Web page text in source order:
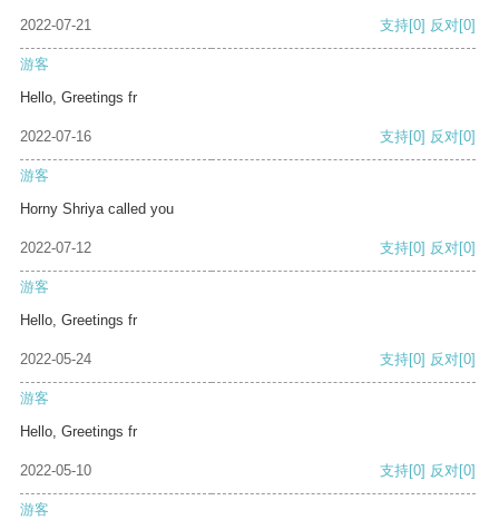
2022-07-21 支持[0] 反对[0]
游客
Hello, Greetings fr
2022-07-16 支持[0] 反对[0]
游客
Horny Shriya called you
2022-07-12 支持[0] 反对[0]
游客
Hello, Greetings fr
2022-05-24 支持[0] 反对[0]
游客
Hello, Greetings fr
2022-05-10 支持[0] 反对[0]
游客